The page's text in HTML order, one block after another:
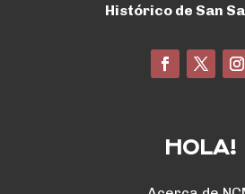
Histórico de San
HOLA!